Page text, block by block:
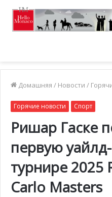
Домашняя / Новости /
Горячие новости Спорт
Ришар Гаске
первую
турнире 2025
Carlo Masters